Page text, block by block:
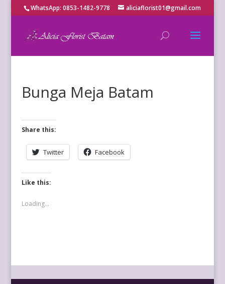
WhatsApp: 0853-1482-9778 aliciaflorist01@gmail.com
Bunga Meja Batam
Share this:
Twitter Facebook
Like this:
Loading...